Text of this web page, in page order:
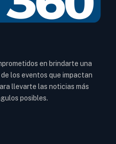
en brindarte una
los eventos que impactan
llevarte las noticias más
posibles.